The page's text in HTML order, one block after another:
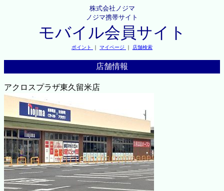
株式会社ノジマ
ノジマ携帯サイト
モバイル会員サイト
ポイント ｜ マイページ ｜ 店舗検索
店舗情報
アクロスプラザ東久留米店